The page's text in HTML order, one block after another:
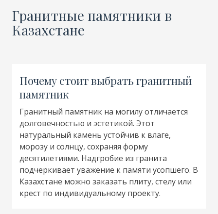
Гранитные памятники в
Казахстане
Почему стоит выбрать гранитный
памятник
Гранитный памятник на могилу отличается
долговечностью и эстетикой. Этот
натуральный камень устойчив к влаге,
морозу и солнцу, сохраняя форму
десятилетиями. Надгробие из гранита
подчеркивает уважение к памяти усопшего. В
Казахстане можно заказать плиту, стелу или
крест по индивидуальному проекту.